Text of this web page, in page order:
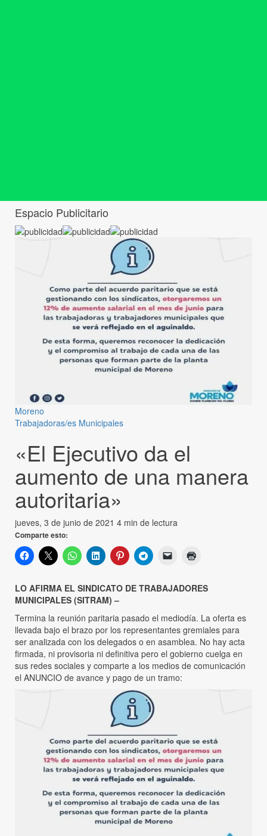
Espacio Publicitario
Moreno
Trabajadoras/es Municipales
«El Ejecutivo da el
aumento de una manera
autoritaria»
jueves, 3 de junio de 2021 4 min de lectura
Comparte esto:
LO AFIRMA EL SINDICATO DE TRABAJADORES
MUNICIPALES (SITRAM) –
Termina la reunión paritaria pasado el mediodía. La oferta es
llevada bajo el brazo por los representantes gremiales para
ser analizada con los delegados o en asamblea. No hay acta
firmada, ni provisoria ni definitiva pero el gobierno cuelga en
sus redes sociales y comparte a los medios de comunicación
el ANUNCIO de avance y pago de un tramo: